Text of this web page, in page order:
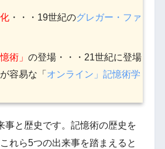
・・・19世紀のグレガー・ファ
術」 の登場・・・21世紀に登場
容易な「 オンライン」記憶術学
事と歴史です。記憶術の歴史を
れら5つの出来事を踏まえると